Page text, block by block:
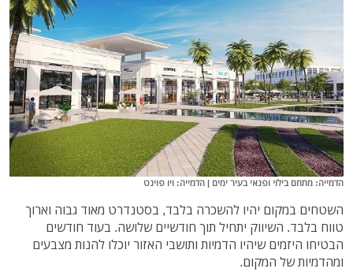
הדמייה: מתחם בילוי ופנאי בעיר ימים | הדמייה: ויו פוינט
השטחים במקום יהיו להשכרה בלבד, בסטנדרט מאוד גבוה וארוך
טווח בלבד. השיווק יתחיל תוך חודשיים שלושה. בעוד חודשים
הבטיחו היזמים שיהיו הדמיות ותושבי האזור יוכלו להנות מצבעים
ומהדמיות של המקום.